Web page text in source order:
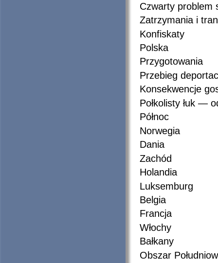
Czwarty problem
Zatrzymania i
Konfiskaty
Polska
Przygotowania
Przebieg
Konsekwencje
Połkolisty łuk —
Północ
Norwegia
Dania
Zachód
Holandia
Luksemburg
Belgia
Francja
Włochy
Bałkany
Obszar